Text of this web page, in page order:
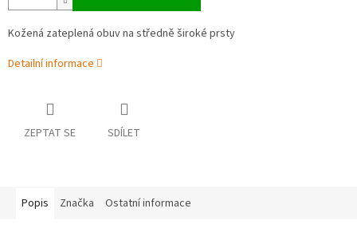
Kožená zateplená obuv na středně široké prsty
Detailní informace
ZEPTAT SE SDÍLET
Popis Značka Ostatní informace